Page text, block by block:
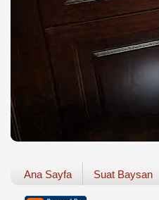
Ana Sayfa Suat Baysan